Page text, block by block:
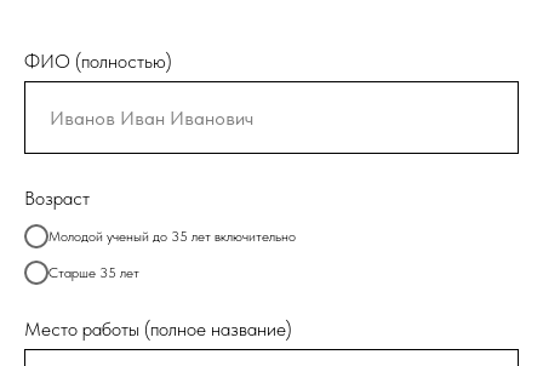
ФИО (полностью)
Возраст
Молодой ученый до 35 лет включительно
Старше 35 лет
Место работы (полное название)